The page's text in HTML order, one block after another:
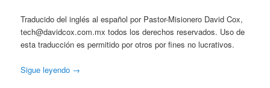
Traducido del inglés al español por Pastor-Misionero David Cox,
tech@davidcox.com.mx todos los derechos reservados. Uso de
esta traducción es permitido por otros por fines no lucrativos.
Sigue leyendo →